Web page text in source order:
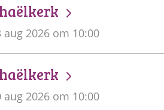
aug 2026 om 10:00
aug 2026 om 10:00